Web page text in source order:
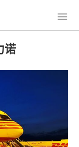
诺